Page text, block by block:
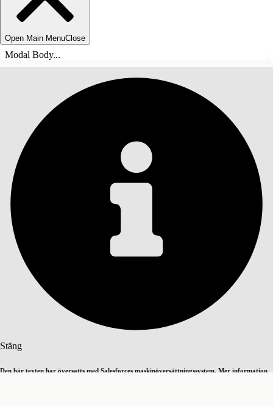
Open Main MenuClose
Modal Body...
Stäng
Den här texten har översatts med Salesforces maskinöversättningssystem. Mer information
Innehållsförteckningar
INNEHÅLLSFÖRTECKNINGAR